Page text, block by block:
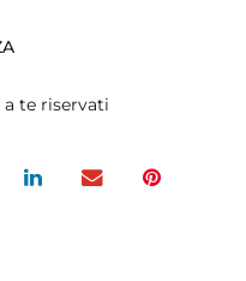
a te riservati